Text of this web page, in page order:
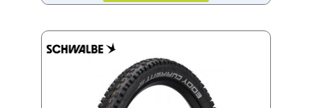
INITIAL
ACTUEL